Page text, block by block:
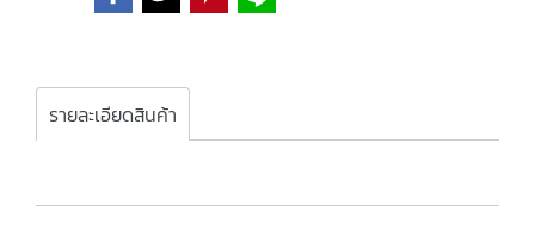
รายละเอียดสินค้า